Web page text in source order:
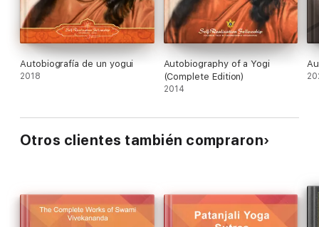
Autobiografía de un yogui
2018
Autobiography of a Yogi
(Complete Edition)
2014
Otros clientes también compraron